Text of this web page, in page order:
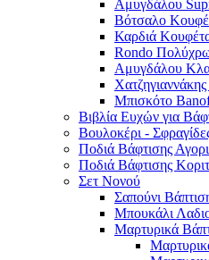
Αμυγδάλου
Βότσαλο
Καρδιά
Rondo
Αμυγδάλου
Μπισκότο
Βιβλία Ευχών για
Βουλοκέρι -
Ποδιά Βάφτισης
Ποδιά Βάφτισης
Σετ Νονού
Σαπούνι
Μπουκάλι
Μαρτυρικά